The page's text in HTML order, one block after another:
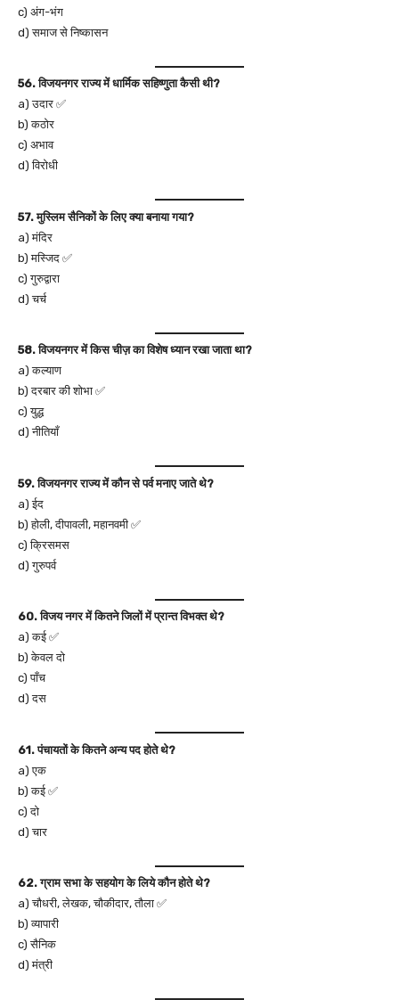
c) अंग-भंग
d) समाज से निष्कासन
56. विजयनगर राज्य में धार्मिक सहिष्णुता कैसी थी?
a) उदार ✅
b) कठोर
c) अभाव
d) विरोधी
57. मुस्लिम सैनिकों के लिए क्या बनाया गया?
a) मंदिर
b) मस्जिद ✅
c) गुरुद्वारा
d) चर्च
58. विजयनगर में किस चीज़ का विशेष ध्यान रखा जाता था?
a) कल्याण
b) दरबार की शोभा ✅
c) युद्ध
d) नीतियाँ
59. विजयनगर राज्य में कौन से पर्व मनाए जाते थे?
a) ईद
b) होली, दीपावली, महानवमी ✅
c) क्रिसमस
d) गुरुपर्व
60. विजय नगर में कितने जिलों में प्रान्त विभक्त थे?
a) कई ✅
b) केवल दो
c) पाँच
d) दस
61. पंचायतों के कितने अन्य पद होते थे?
a) एक
b) कई ✅
c) दो
d) चार
62. ग्राम सभा के सहयोग के लिये कौन होते थे?
a) चौधरी, लेखक, चौकीदार, तौला ✅
b) व्यापारी
c) सैनिक
d) मंत्री